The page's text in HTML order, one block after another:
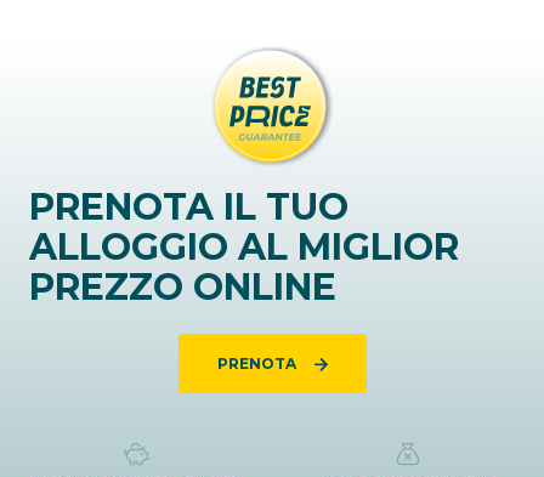
PRENOTA IL TUO
ALLOGGIO AL MIGLIOR
PREZZO ONLINE
PRENOTA